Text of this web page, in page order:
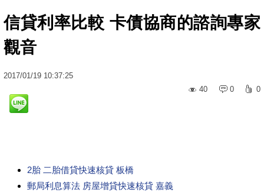
信貸利率比較 卡債協商的諮詢專家
觀音
2017/01/19 10:37:25
40
0 0
2胎 二胎借貸快速核貸 板橋
郵局利息算法 房屋增貸快速核貸 嘉義